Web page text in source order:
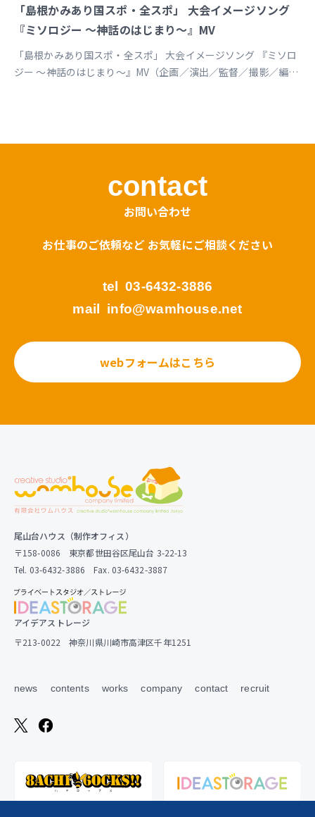
「島根かみあり国スポ・全スポ」 大会イメージソング
『ミソロジー ～神話のはじまり～』MV
「島根かみあり国スポ・全スポ」 大会イメージソング 『ミソロ
ジー ～神話のはじまり～』MV（企画／演出／監督／撮影／編
contact
お問い合わせ
お仕事のご依頼など お気軽にご相談ください
tel 03-6432-3886
mail info@wamhouse.net
webフォームはこちら
尾山台ハウス（制作オフィス）
〒158-0086 東京都世田谷区尾山台 3-22-13
Tel. 03-6432-3886 Fax. 03-6432-3887
アイデアストレージ
〒213-0022 神奈川県川崎市高津区千年1251
news contents works company contact recruit